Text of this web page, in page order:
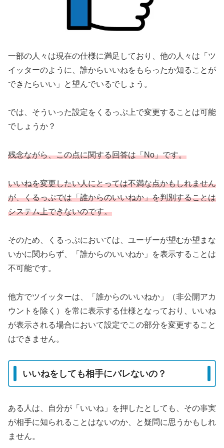
一部の人々は現在の仕様に満足しており、他の人々は「ツ
イッターのように、誰からいいねをもらったか知ることが
できたらいい」と望んでいるでしょう。
では、そういった設定をくるっぷ上で変更することは可能
でしょうか？
残念ながら、この点に関する回答は「No」です。
いいねを変更したい人にとっては不満な点かもしれません
が、くるっぷでは「誰からのいいねか」を判別することは
システム上できないのです。
そのため、くるっぷにおいては、ユーザーが望むか望まな
いかに関わらず、「誰からのいいねか」を表示することは
不可能です。
他方でツイッターは、「誰からのいいねか」（非公開アカ
ウントを除く）を常に表示する仕様となっており、いいね
が表示される場合において設定でこの部分を変更すること
はできません。
いいねをしても相手にバレないの？
ある人は、自分が「いいね」を押したとしても、その事実
が相手に知られることはないのか、と疑問に思うかもしれ
ません。